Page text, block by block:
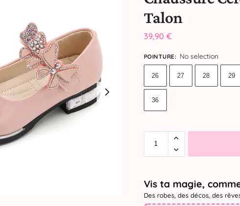
Talon
39,90 €
POINTURE: No selection
26 27 28 29
36
Vis ta magie,
Des robes, des décos, des